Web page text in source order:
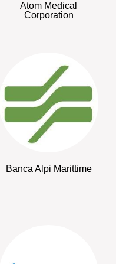
Atom Medical
Corporation
Banca Alpi Marittime